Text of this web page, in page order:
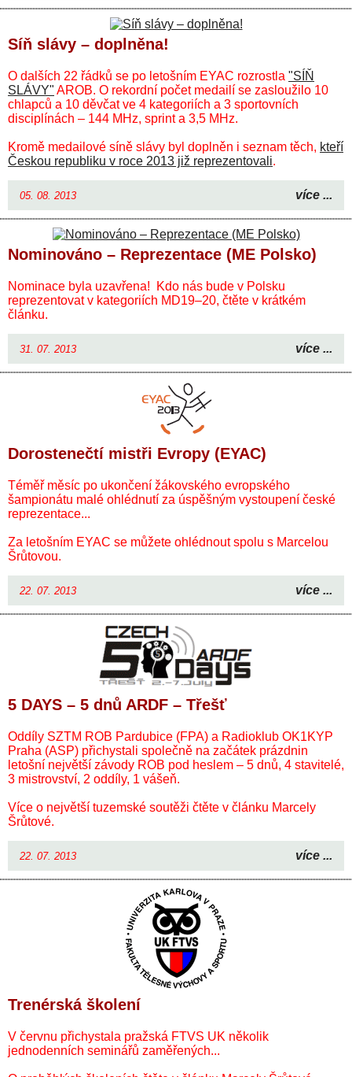
Síň slávy – doplněna!
O dalších 22 řádků se po letošním EYAC rozrostla "SÍŇ
SLÁVY" AROB. O rekordní počet medailí se zasloužilo 10
chlapců a 10 děvčat ve 4 kategoriích a 3 sportovních
disciplínách – 144 MHz, sprint a 3,5 MHz.
Kromě medailové síně slávy byl doplněn i seznam těch, kteří
Českou republiku v roce 2013 již reprezentovali.
05. 08. 2013 více ...
Nominováno – Reprezentace (ME Polsko)
Nominace byla uzavřena! Kdo nás bude v Polsku
reprezentovat v kategoriích MD19–20, čtěte v krátkém
článku.
31. 07. 2013 více ...
Dorostenečtí mistři Evropy (EYAC)
Téměř měsíc po ukončení žákovského evropského
šampionátu malé ohlédnutí za úspěšným vystoupení české
reprezentace...
Za letošním EYAC se můžete ohlédnout spolu s Marcelou
Šrůtovou.
22. 07. 2013 více ...
5 DAYS – 5 dnů ARDF – Třešť
Oddíly SZTM ROB Pardubice (FPA) a Radioklub OK1KYP
Praha (ASP) přichystali společně na začátek prázdnin
letošní největší závody ROB pod heslem – 5 dnů, 4 stavitelé,
3 mistrovství, 2 oddíly, 1 vášeň.
Více o největší tuzemské soutěži čtěte v článku Marcely
Šrůtové.
22. 07. 2013 více ...
Trenérská školení
V červnu přichystala pražská FTVS UK několik
jednodenních seminářů zaměřených...